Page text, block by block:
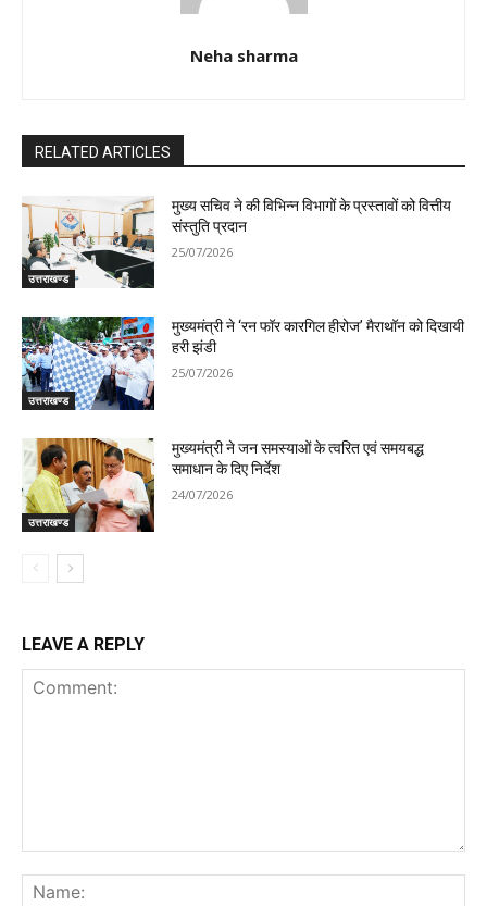
Neha sharma
RELATED ARTICLES
उत्तराखण्ड
मुख्य सचिव ने की विभिन्न विभागों के प्रस्तावों को वित्तीय
संस्तुति प्रदान
25/07/2026
उत्तराखण्ड
मुख्यमंत्री ने ‘रन फॉर कारगिल हीरोज’ मैराथॉन को दिखायी
हरी झंडी
25/07/2026
उत्तराखण्ड
मुख्यमंत्री ने जन समस्याओं के त्वरित एवं समयबद्ध
समाधान के दिए निर्देश
24/07/2026
LEAVE A REPLY